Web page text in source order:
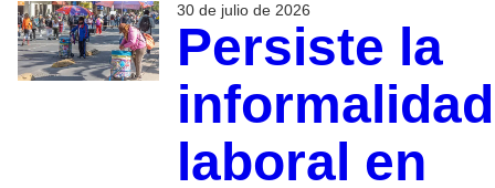
30 de julio de 2026
Persiste la
informalidad
laboral en